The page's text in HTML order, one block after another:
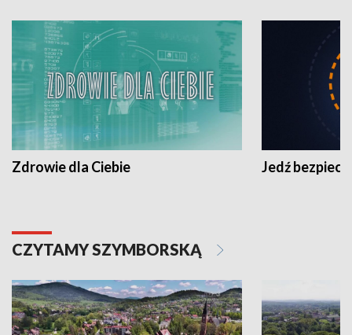
Zdrowie dla Ciebie Jedź
CZYTAMY SZYMBORSKĄ